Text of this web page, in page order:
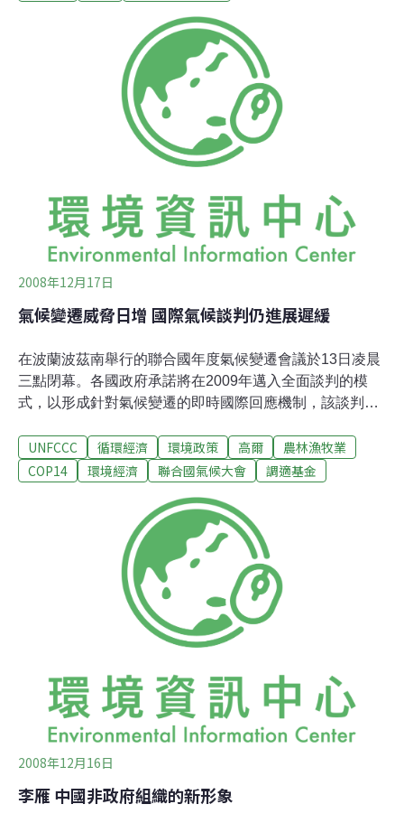
(Fossil of the day)」，頒給節能減碳最差的國家，一開始
就由地主國波蘭獲勝，接著美國、加拿大、澳洲、法國、
日本等相繼奪標，就連印象中的環保大國德國，也因為梅
克爾總理對於電力工業在碳市場交易的退讓，而榜上有
名。競賽尚未結束，截至目前為止，預期加拿大將不負眾
望，比京都議定書1990年排放基準減5%的目標，還高於
1990年基準的30%而獲得最後的冠冕。 與會190國代表團
國家按英文字母排列，澳洲、加拿大、中國、德國、日
本、挪威、南
2008年12月17日
氣候變遷威脅日增 國際氣候談判仍進展遲緩
在波蘭波茲南舉行的聯合國年度氣候變遷會議於13日凌晨
三點閉幕。各國政府承諾將在2009年邁入全面談判的模
式，以形成針對氣候變遷的即時國際回應機制，該談判將
定書氣候調適基金的董事會將擁有法律上的權力，得准許
開發中國家直接取得約6,000萬美元的基金，協助它們適應
金董事會仍未獲授權，無法同意或簽署類似合約，因此無
法正式營運。 氣候調適基金的資金來自自發性捐款，以及
京都議定書「清潔發展機制」（CDM）收入的2%。CDM
允許接受議定書規範的工業國家藉由在開發中國家進行的
環保計畫投資，取得排放量限制的額度。但是各國對於是
否同意以透過對京都議定書之另兩項機制（共同減量和氣
體排放交易）徵稅來提高氣候適應基金規模的作法，無法
Environment F
UNFCCC 循環經濟 環境政策 高爾
農林漁牧業
COP14
環境經濟 聯合國氣候大會 調適基金
2008年12月16日
李雁 中國非政府組織的新形象